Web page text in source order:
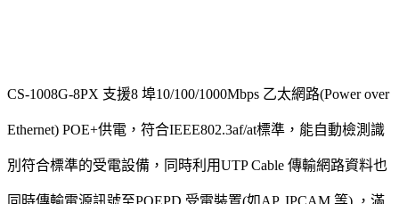
CS-1008G-8PX 支援8 埠10/100/1000Mbps 乙太網路(Power over
Ethernet) POE+供電，符合IEEE802.3af/at標準，能自動檢測識
別符合標準的受電設備，同時利用UTP Cable 傳輸網路資料也
同時傳輸電源訊號至POEPD 受電裝置(如AP, IPCAM 等) ，滿